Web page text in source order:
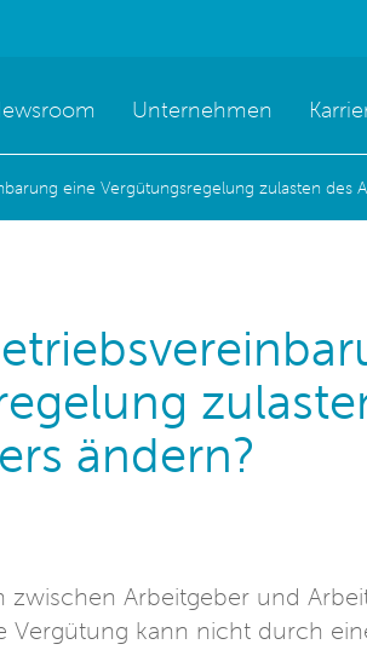
Unternehmen
eine Vergütungsregelung zulasten des
ändern?
zwischen Arbeitgeber und
Vergütung kann nicht durch